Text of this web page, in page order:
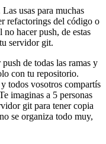
usas para muchas
refactorings del código o
hacer push, de estas
servidor git.
de todas las ramas y
con tu repositorio.
todos vosotros compartís
imaginas a 5 personas
git para tener copia
se organiza todo muy,